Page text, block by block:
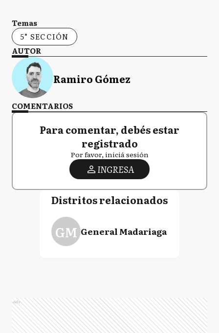
Temas
5° SECCIÓN
AUTOR
Ramiro Gómez
COMENTARIOS
Para comentar, debés estar
registrado
Por favor, iniciá sesión
INGRESA
Distritos relacionados
GM General Madariaga
Ads